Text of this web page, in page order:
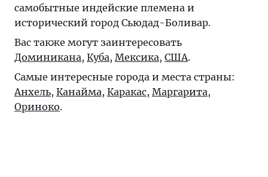
самобытные индейские племена и
исторический город Сьюдад-Боливар.
Вас также могут заинтересовать
Доминикана, Куба, Мексика, США.
Самые интересные города и места страны:
Анхель, Канайма, Каракас, Маргарита,
Ориноко.